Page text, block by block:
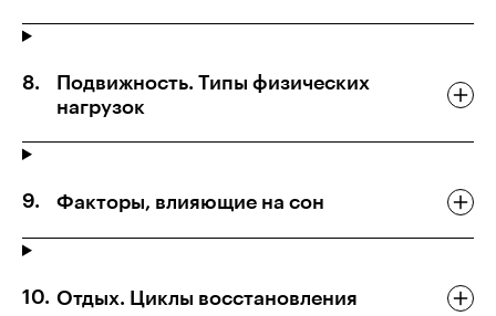
Подвижность. Типы физических
нагрузок
Факторы, влияющие на сон
Отдых. Циклы восстановления